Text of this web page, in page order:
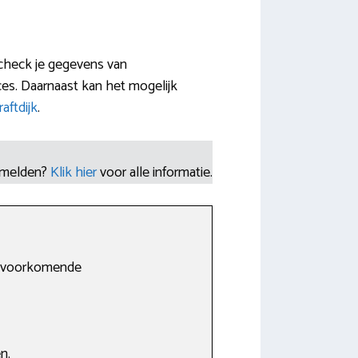
je gegevens van
Daarnaast kan het mogelijk
.
Klik hiervoor alle informatie.